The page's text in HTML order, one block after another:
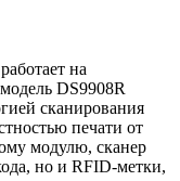
на
DS9908R
сканирования
печати от
модулю, сканер
но и RFID-метки,